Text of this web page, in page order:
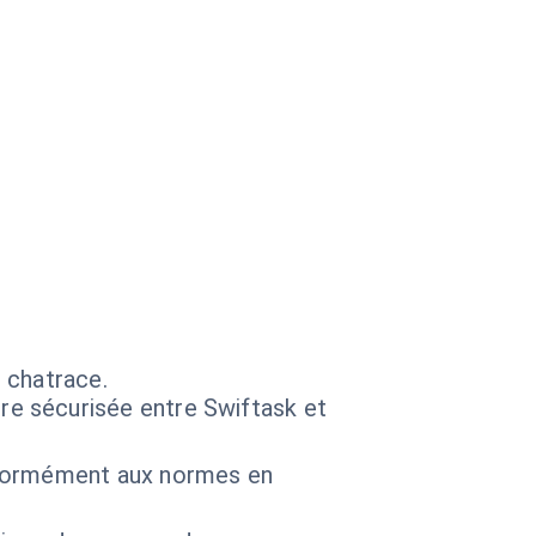
sécurisée entre Swiftask et
aux normes en